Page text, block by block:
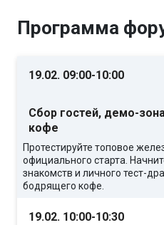
Программа
19.02. 09:00-10:00
Сбор гостей, демо-
кофе
Протестируйте топовое
официального старта.
знакомств и личного тест-
бодрящего кофе.
19.02. 10:00-10:30